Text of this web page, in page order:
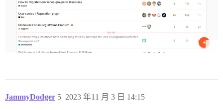
JammyDodger 2023 年11 月 3 日 14:15
5